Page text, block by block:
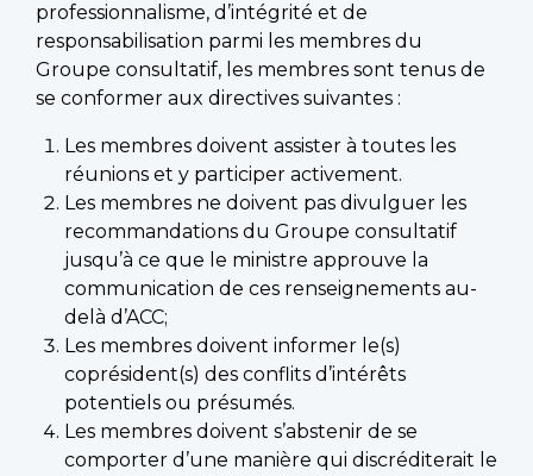
professionnalisme, d’intégrité et de
responsabilisation parmi les membres du
Groupe consultatif, les membres sont tenus de
se conformer aux directives suivantes :
Les membres doivent assister à toutes les
réunions et y participer activement.
Les membres ne doivent pas divulguer les
recommandations du Groupe consultatif
jusqu’à ce que le ministre approuve la
communication de ces renseignements au-
delà d’ACC;
Les membres doivent informer le(s)
coprésident(s) des conflits d’intérêts
potentiels ou présumés.
Les membres doivent s’abstenir de se
comporter d’une manière qui discréditerait le